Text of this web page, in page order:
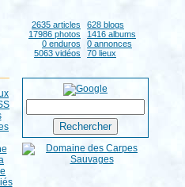
2635 articles
628 blogs
17986 photos
1416 albums
0 enduros
0 annonces
5063 vidéos
70 lieux